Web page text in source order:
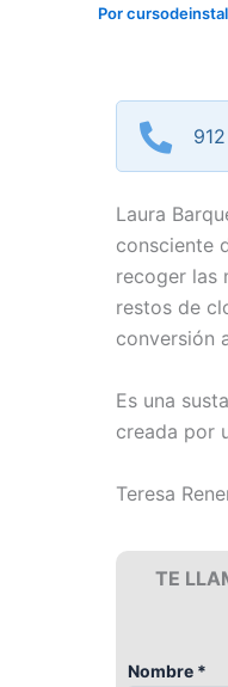
Por
Laura
consciente
recoger las
restos de
conversión
Es una
creada por
Teresa
TE
Nombre *